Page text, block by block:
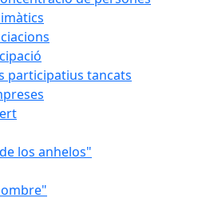
participatius tancats
los anhelos"